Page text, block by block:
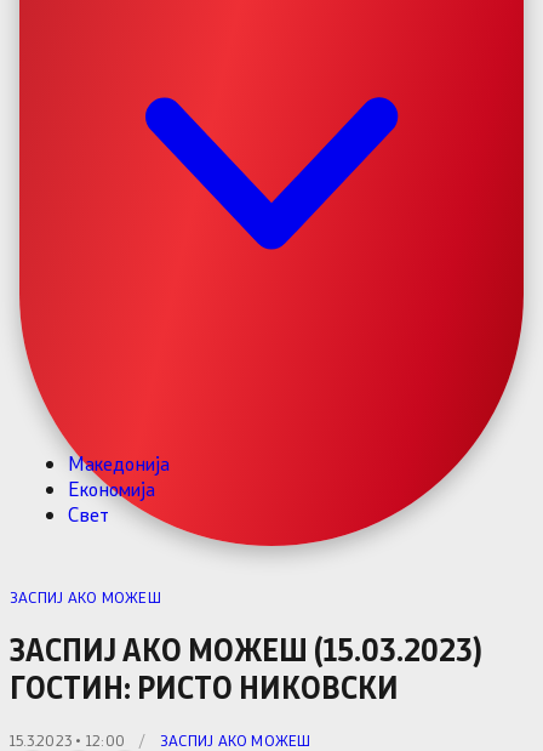
Македонија
Економија
Свет
ЗАСПИЈ АКО МОЖЕШ
ЗАСПИЈ АКО МОЖЕШ (15.03.2023)
ГОСТИН: РИСТО НИКОВСКИ
15.3.2023 • 12:00 / ЗАСПИЈ АКО МОЖЕШ